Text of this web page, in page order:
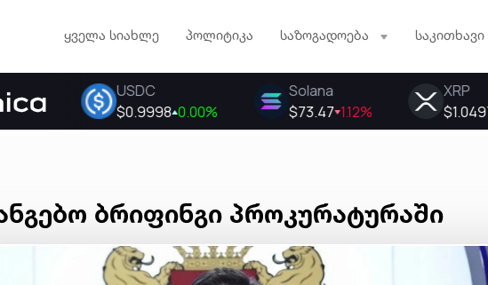
ყველა სიახლე პოლიტიკა საზოგადოება საკითხავი
ბრიფინგი პროკურატურაში